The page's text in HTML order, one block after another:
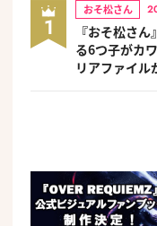
1
おそ松さん
『おそ松さ
る6つ子がカ
リアファイル